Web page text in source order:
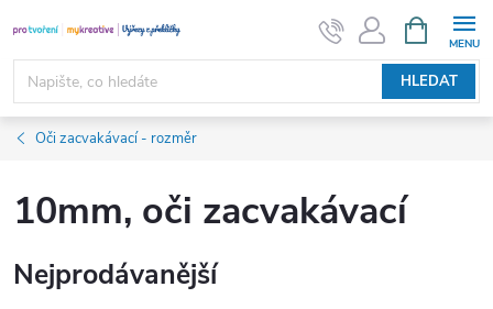
na
obsah
HLEDAT
NÁKUPNÍ
KOŠÍK
Oči zacvakávací - rozměr
10mm, oči zacvakávací
Nejprodávanější